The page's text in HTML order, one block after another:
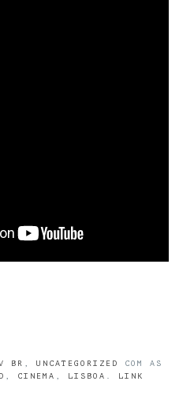
BR , UNCATEGORIZED
COM AS
, CINEMA , LISBOA . LINK